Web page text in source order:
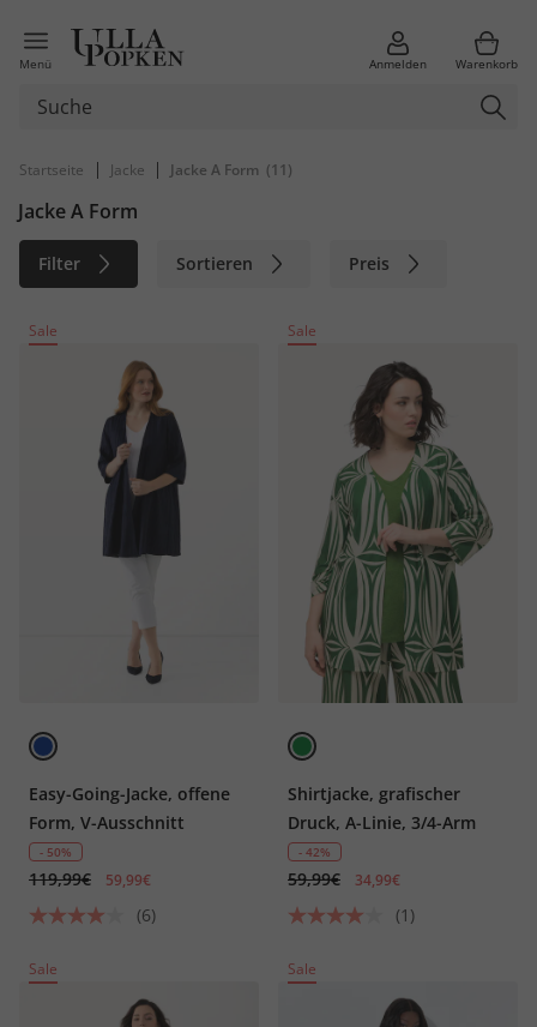
Menü Anmelden Warenkorb
Startseite | Jacke | Jacke A Form (11)
Jacke A Form
Filter Sortieren Preis
Sale
Easy-Going-Jacke, offene
Form, V-Ausschnitt
- 50%
119,99€ 59,99€
(6)
Sale
Shirtjacke, grafischer
Druck, A-Linie, 3/4-Arm
- 42%
59,99€ 34,99€
(1)
Sale Sale